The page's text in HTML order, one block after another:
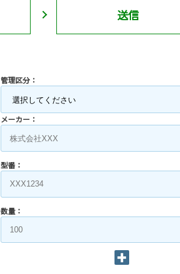
送信
管理区分：
メーカー：
型番：
数量：